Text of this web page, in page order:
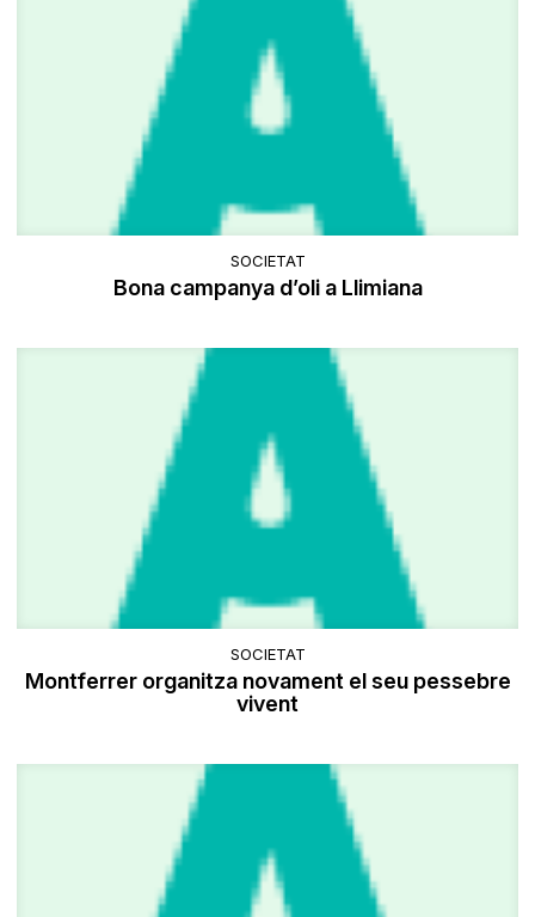
SOCIETAT
Bona campanya d’oli a Llimiana
SOCIETAT
Montferrer organitza novament el seu pessebre
vivent